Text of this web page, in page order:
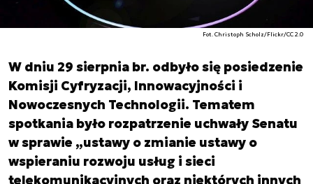
Fot. Christoph Scholz/Flickr/CC 2.0
W dniu 29 sierpnia br. odbyło się posiedzenie
Komisji Cyfryzacji, Innowacyjności i
Nowoczesnych Technologii. Tematem
spotkania było rozpatrzenie uchwały Senatu
w sprawie „ustawy o zmianie ustawy o
wspieraniu rozwoju usług i sieci
telekomunikacyjnych oraz niektórych innych